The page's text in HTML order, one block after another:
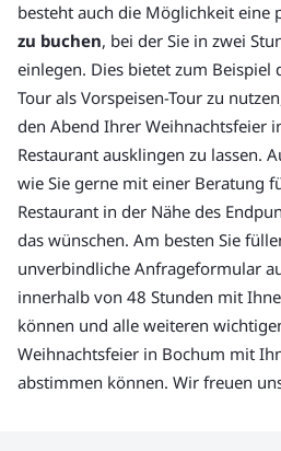
besteht auch die Möglichkeit eine
zu buchen, bei der Sie in zwei
einlegen. Dies bietet zum Beispiel
Tour als Vorspeisen-Tour zu
den Abend Ihrer Weihnachtsfeier
Restaurant ausklingen zu lassen.
wie Sie gerne mit einer Beratung
Restaurant in der Nähe des
das wünschen. Am besten Sie
unverbindliche Anfrageformular
innerhalb von 48 Stunden mit
können und alle weiteren
Weihnachtsfeier in Bochum mit
abstimmen können. Wir freuen